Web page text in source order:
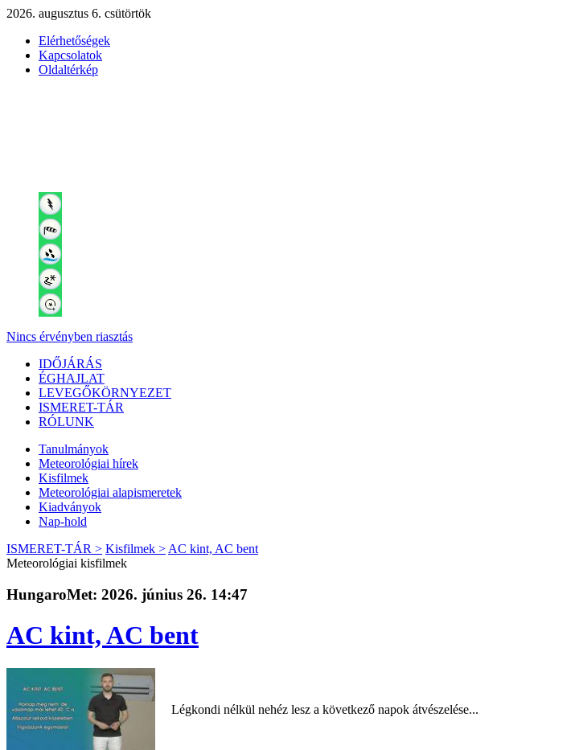
2026. augusztus 6. csütörtök
Elérhetőségek
Kapcsolatok
Oldaltérkép
Nincs érvényben riasztás
IDŐJÁRÁS
ÉGHAJLAT
LEVEGŐKÖRNYEZET
ISMERET-TÁR
RÓLUNK
Tanulmányok
Meteorológiai hírek
Kisfilmek
Meteorológiai alapismeretek
Kiadványok
Nap-hold
ISMERET-TÁR > Kisfilmek > AC kint, AC bent
Meteorológiai kisfilmek
HungaroMet: 2026. június 26. 14:47
AC kint, AC bent
Légkondi nélkül nehéz lesz a következő napok átvészelése...